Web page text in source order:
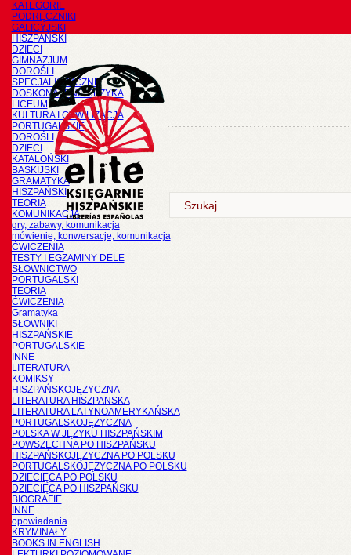
KATEGORIE
PODRĘCZNIKI
GALICYJSKI
HISZPAŃSKI
DZIECI
GIMNAZJUM
DOROŚLI
SPECJALISTYCZNE
DOSKONALENIE JĘZYKA
LICEUM
KULTURA I CYWILIZACJA
PORTUGALSKIE
DOROŚLI
DZIECI
KATALOŃSKI
BASKIJSKI
GRAMATYKA
HISZPAŃSKI
TEORIA
KOMUNIKACJA
gry, zabawy, komunikacja
mówienie, konwersacje, komunikacja
ĆWICZENIA
TESTY I EGZAMINY DELE
SŁOWNICTWO
PORTUGALSKI
TEORIA
ĆWICZENIA
Gramatyka
SŁOWNIKI
HISZPAŃSKIE
PORTUGALSKIE
INNE
LITERATURA
KOMIKSY
HISZPAŃSKOJĘZYCZNA
LITERATURA HISZPANSKA
LITERATURA LATYNOAMERYKAŃSKA
PORTUGALSKOJĘZYCZNA
POLSKA W JĘZYKU HISZPAŃSKIM
POWSZECHNA PO HISZPAŃSKU
HISZPAŃSKOJĘZYCZNA PO POLSKU
PORTUGALSKOJĘZYCZNA PO POLSKU
DZIECIĘCA PO POLSKU
DZIECIĘCA PO HISZPAŃSKU
BIOGRAFIE
INNE
opowiadania
KRYMINAŁY
BOOKS IN ENGLISH